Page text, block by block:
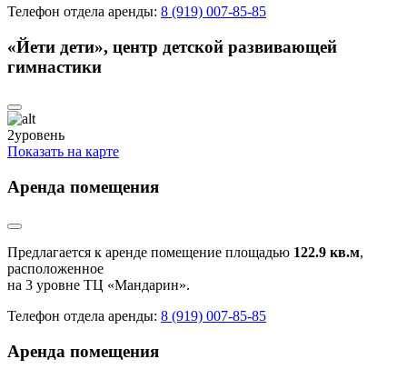
Телефон отдела аренды: 8 (919) 007-85-85
«Йети дети», центр детской развивающей
гимнастики
2уровень
Показать на карте
Аренда помещения
Предлагается к аренде помещение площадью 122.9 кв.м,
расположенное
на 3 уровне ТЦ «Мандарин».
Телефон отдела аренды: 8 (919) 007-85-85
Аренда помещения